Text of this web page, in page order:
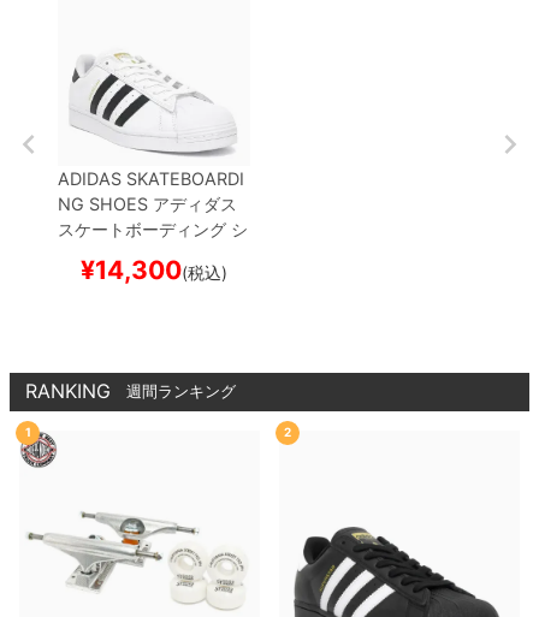
ADIDAS SKATEBOARDI
NG SHOES アディダス
スケートボーディング シ
パースターSUPERSTAR
¥14,300(税込)
RANKING 週間ランキング
1 2